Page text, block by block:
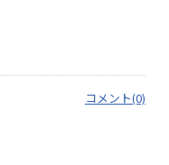
コメント(0)